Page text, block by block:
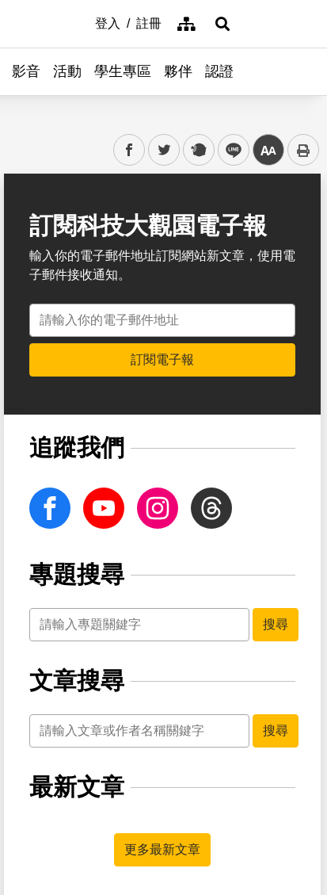
登入 註冊 網站導覽展開搜尋
影音 活動 學生專區 夥伴 認證
facebooktwitter plurk line 中
訂閱科技大觀園電子報
輸入你的電子郵件地址訂閱網站新文章，使用電
子郵件接收通知。
電子郵件地址
訂閱電子報
追蹤我們
facebook Youtube InstagramThreads
專題搜尋
關鍵字
搜尋
文章搜尋
關鍵字
搜尋
最新文章
更多最新文章